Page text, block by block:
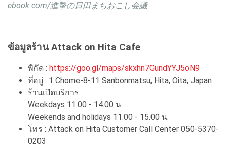
ebook.com/進撃の日田まちおこし会議
ข้อมูลร้าน Attack on Hita Cafe
พิกัด : https://goo.gl/maps/skxhn7GundYYJ5oN9
ที่อยู่ : 1 Chome-8-11 Sanbonmatsu, Hita, Oita, Japan
ร้านเปิดบริการ :
Weekdays 11.00 - 14.00 น.
Weekends and holidays 11.00 - 15.00 น.
โทร : Attack on Hita Customer Call Center 050-5370-
0203